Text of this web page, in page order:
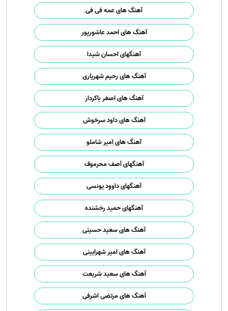
آهنگ های عمه فی فی
آهنگ های احمد عاشورپور
آهنگهای احسان شیدا
آهنگ های رحیم شهریاری
آهنگ های اصغر باکردار
آهنگ های داود سرخوش
آهنگ های امیر شاملو
آهنگهای آصف محرموف
آهنگهای داوود یونسی
آهنگهای حمید رخشنده
آهنگ های سعید حسینی
آهنگ های امیر شهرایینی
آهنگ های سعید شریعت
آهنگ های مرتضی اشرفی